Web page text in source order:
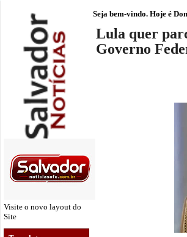
Visite o novo layout do
Site
Seja bem-vindo. Hoje é
Lula quer
Governo